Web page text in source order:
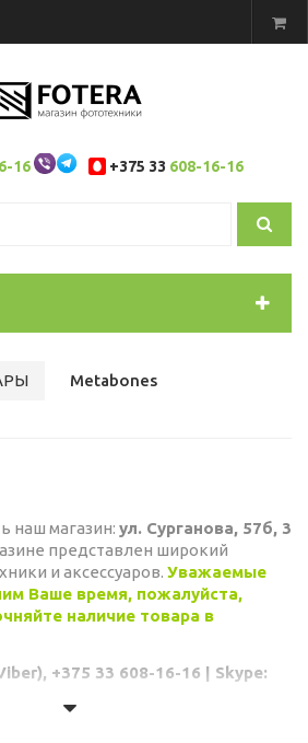
16 +375 33 608-16-16
Metabones
наш магазин: ул. Сурганова, 57б, 3
представлен широкий
и аксессуаров. Уважаемые
Ваше время, пожалуйста,
наличие товара в
+375 33 608-16-16 | Skype: